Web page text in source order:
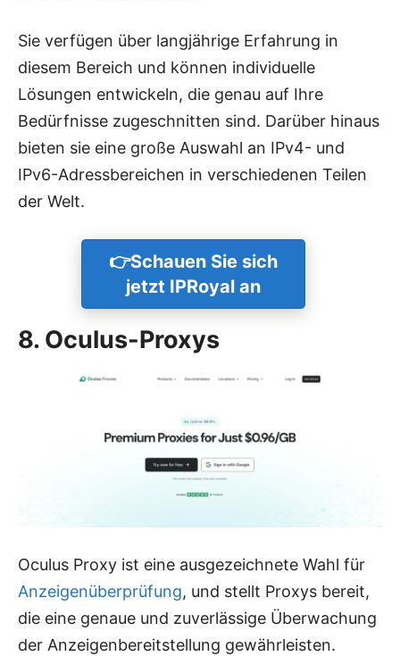
Sie verfügen über langjährige Erfahrung in
diesem Bereich und können individuelle
Lösungen entwickeln, die genau auf Ihre
Bedürfnisse zugeschnitten sind. Darüber hinaus
bieten sie eine große Auswahl an IPv4- und
IPv6-Adressbereichen in verschiedenen Teilen
der Welt.
👉Schauen Sie sich
jetzt IPRoyal an
8. Oculus-Proxys
Oculus Proxy ist eine ausgezeichnete Wahl für
Anzeigenüberprüfung, und stellt Proxys bereit,
die eine genaue und zuverlässige Überwachung
der Anzeigenbereitstellung gewährleisten.